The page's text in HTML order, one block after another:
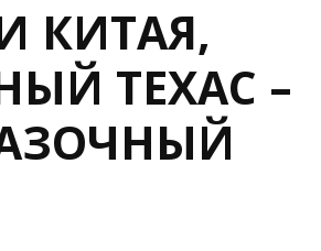
КИТАЯ,
ТЕХАС –